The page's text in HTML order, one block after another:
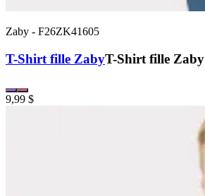
Zaby - F26ZK41605
T-Shirt fille ZabyT-Shirt fille Zaby
9,99 $